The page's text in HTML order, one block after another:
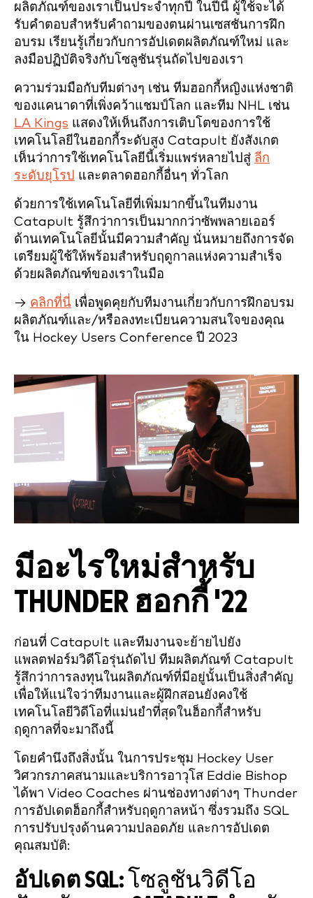
ผลิตภัณฑ์ของเราเป็นประจำทุกปี ในปีนี้ ผู้ใช้จะได้
รับคำตอบสำหรับคำถามของตนผ่านเซสชันการฝึก
อบรม เรียนรู้เกี่ยวกับการอัปเดตผลิตภัณฑ์ใหม่ และ
ลงมือปฏิบัติจริงกับโซลูชันรุ่นถัดไปของเรา
ความร่วมมือกับทีมต่างๆ เช่น ทีมฮอกกี้หญิงแห่งชาติ
ของแคนาดาที่เพิ่งคว้าแชมป์โลก และทีม NHL เช่น
LA Kings แสดงให้เห็นถึงการเติบโตของการใช้
เทคโนโลยีในฮอกกี้ระดับสูง Catapult ยังสังเกต
เห็นว่าการใช้เทคโนโลยีนี้เริ่มแพร่หลายไปสู่ ลีก
ระดับยุโรป และตลาดฮอกกี้อื่นๆ ทั่วโลก
ด้วยการใช้เทคโนโลยีที่เพิ่มมากขึ้นในทีมงาน
Catapult รู้สึกว่าการเป็นมากกว่าซัพพลายเออร์
ด้านเทคโนโลยีนั้นมีความสำคัญ นั่นหมายถึงการจัด
เตรียมผู้ใช้ให้พร้อมสำหรับฤดูกาลแห่งความสำเร็จ
ด้วยผลิตภัณฑ์ของเราในมือ
→ คลิกที่นี่ เพื่อพูดคุยกับทีมงานเกี่ยวกับการฝึกอบรม
ผลิตภัณฑ์และ/หรือลงทะเบียนความสนใจของคุณ
ใน Hockey Users Conference ปี 2023
มีอะไรใหม่สำหรับ
THUNDER ฮอกกี้ '22
ก่อนที่ Catapult และทีมงานจะย้ายไปยัง
แพลตฟอร์มวิดีโอรุ่นถัดไป ทีมผลิตภัณฑ์ Catapult
รู้สึกว่าการลงทุนในผลิตภัณฑ์ที่มีอยู่นั้นเป็นสิ่งสำคัญ
เพื่อให้แน่ใจว่าทีมงานและผู้ฝึกสอนยังคงใช้
เทคโนโลยีวิดีโอที่แม่นยำที่สุดในฮ็อกกี้สำหรับ
ฤดูกาลที่จะมาถึงนี้
โดยคำนึงถึงสิ่งนั้น ในการประชุม Hockey User
วิศวกรภาคสนามและบริการอาวุโส Eddie Bishop
ได้พา Video Coaches ผ่านช่องทางต่างๆ Thunder
การอัปเดตฮ็อกกี้สำหรับฤดูกาลหน้า ซึ่งรวมถึง SQL
การปรับปรุงด้านความปลอดภัย และการอัปเดต
คุณสมบัติ:
อัปเดต SQL: โซลูชันวิดีโอ